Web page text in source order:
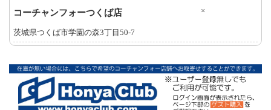
コーチャンフォーつくば店 ×
茨城県つくば市学園の森3丁目50-7